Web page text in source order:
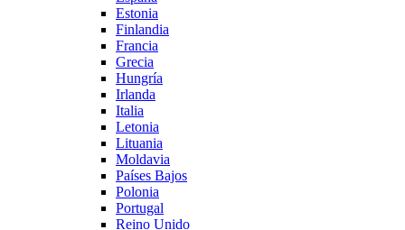
Estonia
Finlandia
Francia
Grecia
Hungría
Irlanda
Italia
Letonia
Lituania
Moldavia
Países Bajos
Polonia
Portugal
Reino Unido